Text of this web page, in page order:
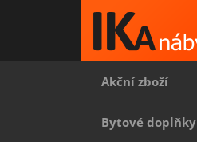
Akční zboží
Bytové doplňky